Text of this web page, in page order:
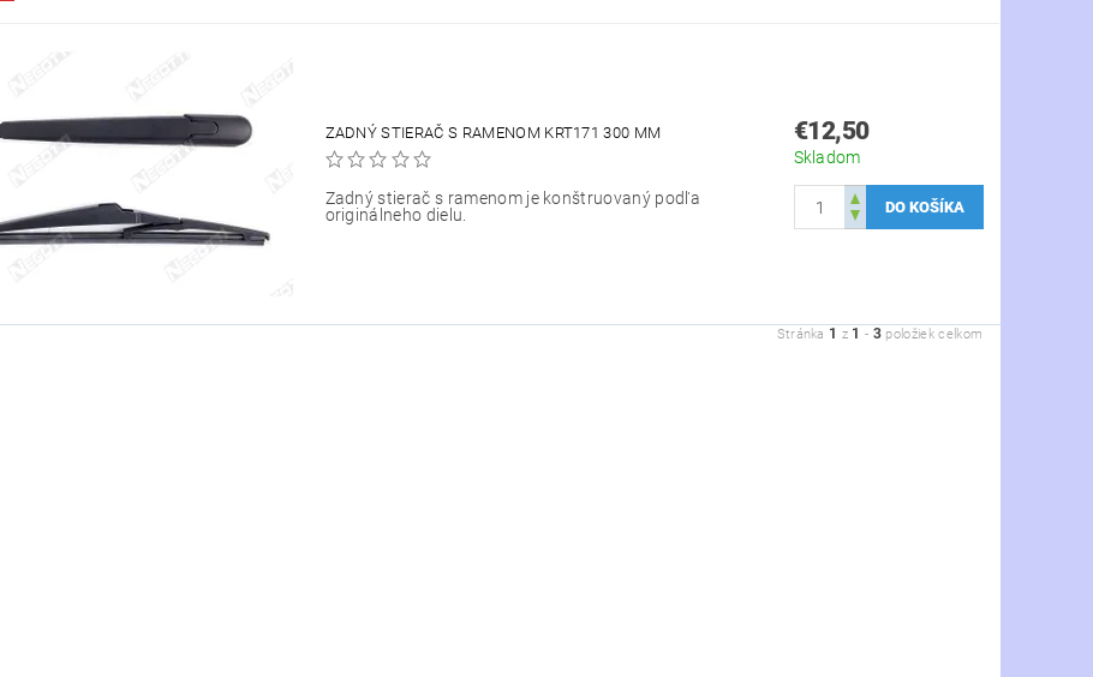
ZADNÝ STIERAČ S RAMENOM KRT171 300 MM
Zadný stierač s ramenom je konštruovaný podľa
originálneho dielu.
€12,50
Skladom
Stránka 1 z 1 - 3 položiek celkom